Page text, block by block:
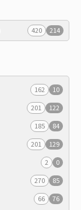
420 214
162
10
201
122
185
84
201
129
2
0
270
85
66
76